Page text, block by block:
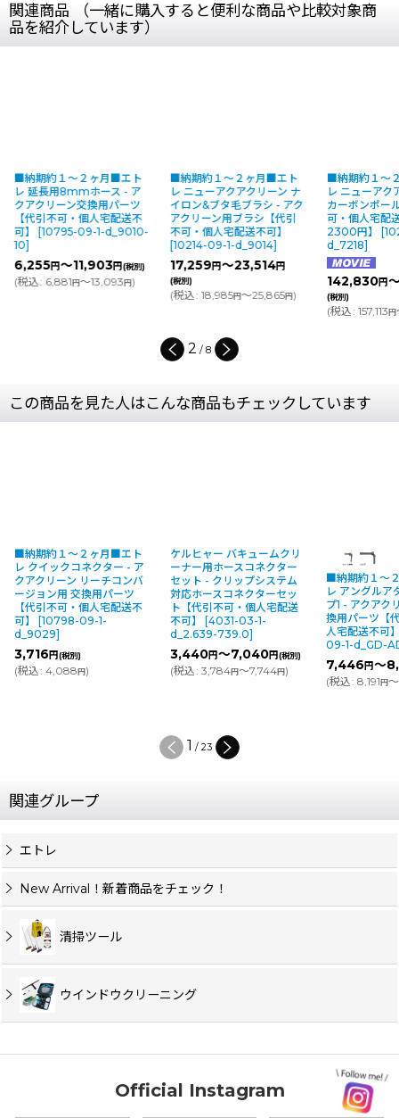
関連商品 （一緒に購入すると便利な商品や比較対象商
品を紹介しています）
■納期約１〜２ヶ月■エト
レ 延長用8mmホース - ア
クアクリーン交換用パーツ
【代引不可・個人宅配送不
可】
[10795-09-1-d_9010-
10]
6,255円～11,903円(税別)
(税込: 6,881円～13,093円)
■納期約１〜２ヶ月■エト
レ ニューアクアクリーン ナ
イロン&ブタ毛ブラシ - アク
アクリーン用ブラシ【代引
不可・個人宅配送不可】
[10214-09-1-d_9014]
17,259円～23,514円
(税別)
(税込: 18,985円～25,865円)
■納期約１〜
レ ニューアク
カーボンポー
可・個人宅配
2300円】
[
d_7218]
142,830円
(税別)
(税込: 157,113円
2 / 8
この商品を見た人はこんな商品もチェックしています
■納期約１〜２ヶ月■エト
レ クイックコネクター - ア
クアクリーン リーチコンバ
ージョン用 交換用パーツ
【代引不可・個人宅配送不
可】
[10798-09-1-
d_9029]
3,716 円(税別)
(税込: 4,088円)
ケルヒャー バキュームクリ
ーナー用ホースコネクター
セット - クリップシステム
対応ホースコネクターセッ
ト【代引不可・個人宅配送
不可】
[4031-03-1-
d_2.639-739.0]
3,440円～7,040円(税別)
(税込: 3,784円～7,744円)
■納期約１〜
レ アングルア
プ1 - アクアク
換用パーツ【
人宅配送不可
09-1-d_GD-
7,446円～
(税込: 8,191円
1 / 23
関連グループ
エトレ
New Arrival！新着商品をチェック！
清掃ツール
ウインドウクリーニング
Official Instagram